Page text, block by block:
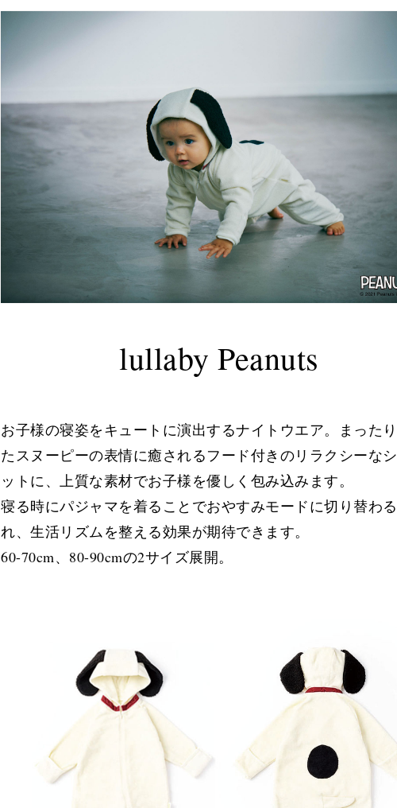
lullaby Peanuts
お子様の寝姿をキュートに演出するナイトウエア。まった
たスヌーピーの表情に癒されるフード付きのリラクシーな
ットに、上質な素材でお子様を優しく包み込みます。
寝る時にパジャマを着ることでおやすみモードに切り替わ
れ、生活リズムを整える効果が期待できます。
60-70cm、80-90cmの2サイズ展開。